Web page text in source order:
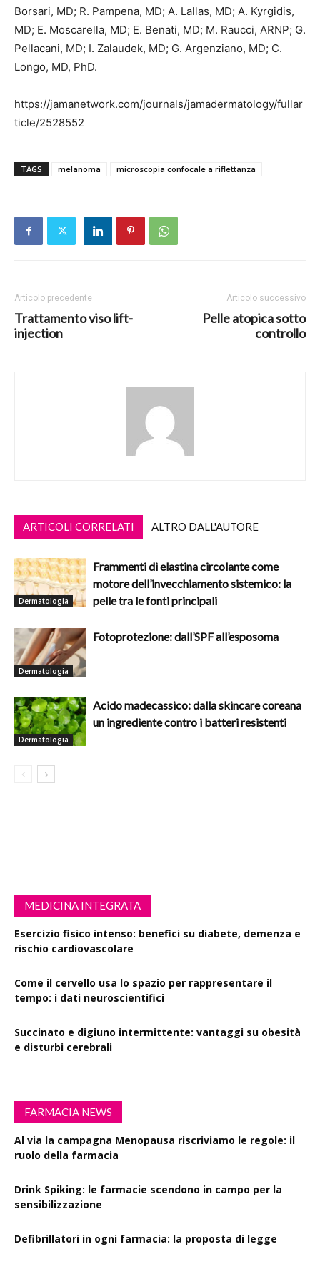
Borsari, MD; R. Pampena, MD; A. Lallas, MD; A. Kyrgidis,
MD; E. Moscarella, MD; E. Benati, MD; M. Raucci, ARNP; G.
Pellacani, MD; I. Zalaudek, MD; G. Argenziano, MD; C.
Longo, MD, PhD.
https://jamanetwork.com/journals/jamadermatology/fullar
ticle/2528552
TAGS melanoma microscopia confocale a riflettanza
Articolo precedente
Trattamento viso lift-
injection
Articolo successivo
Pelle atopica sotto
controllo
ARTICOLI CORRELATI ALTRO DALL'AUTORE
Dermatologia
Frammenti di elastina circolante come
motore dell’invecchiamento sistemico: la
pelle tra le fonti principali
Dermatologia
Fotoprotezione: dall’SPF all’esposoma
Dermatologia
Acido madecassico: dalla skincare coreana
un ingrediente contro i batteri resistenti
MEDICINA INTEGRATA
Esercizio fisico intenso: benefici su diabete, demenza e
rischio cardiovascolare
Come il cervello usa lo spazio per rappresentare il
tempo: i dati neuroscientifici
Succinato e digiuno intermittente: vantaggi su obesità
e disturbi cerebrali
FARMACIA NEWS
Al via la campagna Menopausa riscriviamo le regole: il
ruolo della farmacia
Drink Spiking: le farmacie scendono in campo per la
sensibilizzazione
Defibrillatori in ogni farmacia: la proposta di legge